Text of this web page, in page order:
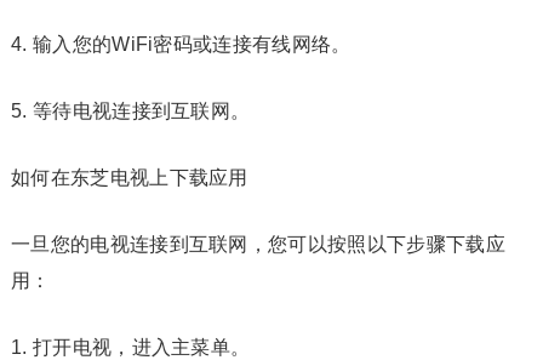
4. 输入您的WiFi密码或连接有线网络。
5. 等待电视连接到互联网。
如何在东芝电视上下载应用
一旦您的电视连接到互联网，您可以按照以下步骤下载应
用：
1. 打开电视，进入主菜单。